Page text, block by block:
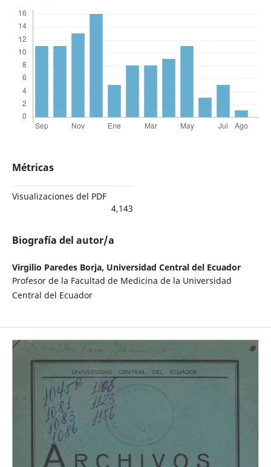
Métricas
Visualizaciones del PDF
4,143
Biografía del autor/a
Virgilio Paredes Borja, Universidad Central del Ecuador
Profesor de la Facultad de Medicina de la Universidad
Central del Ecuador